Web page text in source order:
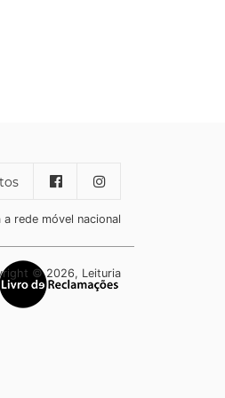
a rede móvel nacional
© 2026, Leituria